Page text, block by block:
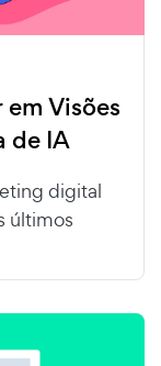
em Visões
de IA
digital
últimos